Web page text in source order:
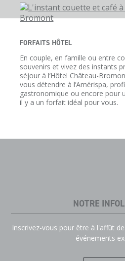
FORFAITS HÔTEL
En couple, en famille ou entre
souvenirs et vivez des instants
séjour à l’Hôtel Château-
vous détendre à l’Amérispa,
gastronomique ou encore pour
il y a un forfait idéal pour vous.
NOTRE
Inscrivez-vous pour être à l'affût
événements